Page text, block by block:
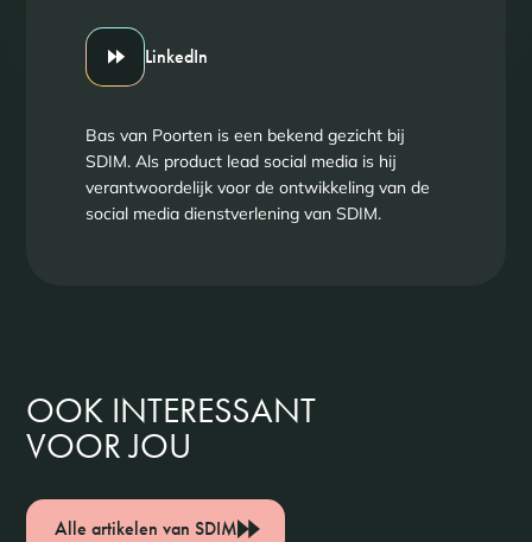
LinkedIn
Bas van Poorten is een bekend gezicht bij
SDIM. Als product lead social media is hij
verantwoordelijk voor de ontwikkeling van de
social media dienstverlening van SDIM.
OOK INTERESSANT
VOOR JOU
Alle artikelen van SDIM